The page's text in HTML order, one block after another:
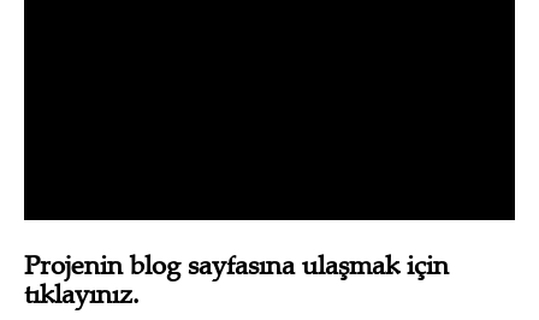
Projenin blog sayfasına ulaşmak için
tıklayınız.